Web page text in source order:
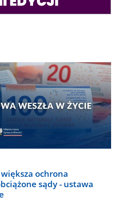
ochrona
sądy - ustawa